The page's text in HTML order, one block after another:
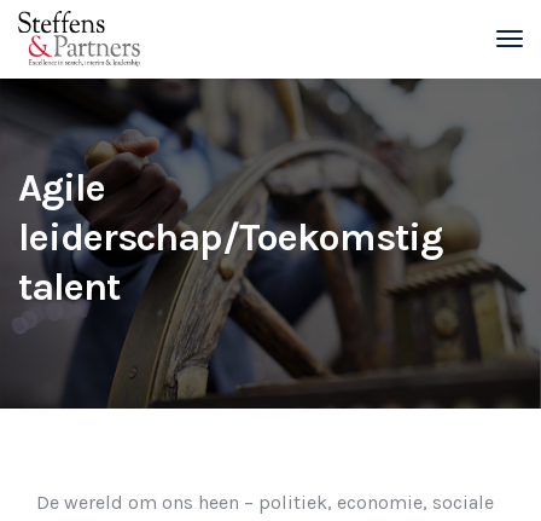
Agile
leiderschap/Toekomstig
talent
De wereld om ons heen – politiek, economie, sociale